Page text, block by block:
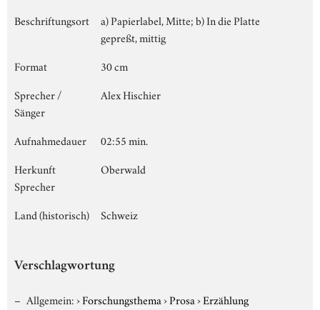
Beschriftungsort
a) Papierlabel, Mitte; b) In die Platte
gepreßt, mittig
Format
30 cm
Sprecher /
Sänger
Alex Hischier
Aufnahmedauer
02:55 min.
Herkunft
Sprecher
Oberwald
Land (historisch) Schweiz
Verschlagwortung
Allgemein:›Forschungsthema›Prosa›Erzählung